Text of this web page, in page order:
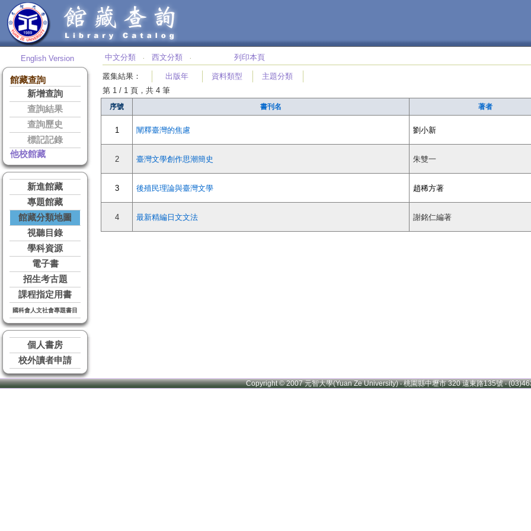
English Version
館藏查詢
新增查詢
查詢結果
查詢歷史
標記記錄
他校館藏
新進館藏
專題館藏
館藏分類地圖
視聽目錄
學科資源
電子書
招生考古題
課程指定用書
國科會人文社會專題書目
個人書房
校外讀者申請
中文分類 ‧ 西文分類 ‧ 列印本頁
叢集結果 ： 出版年 資料類型
主題分類
第 1 / 1 頁，共 4 筆
序號 書刊名 著者
1 闡釋臺灣的焦慮 劉小新
2 臺灣文學創作思潮簡史 朱雙一
3 後殖民理論與臺灣文學 趙稀方著
4 最新精編日文文法 謝銘仁編著
Copyright © 2007 元智大學(Yuan Ze University) ‧ 桃園縣中壢市 320 遠東路135號 ‧